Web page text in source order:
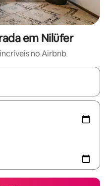
em Nilüfer
no Airbnb
disponíveis, explore-os